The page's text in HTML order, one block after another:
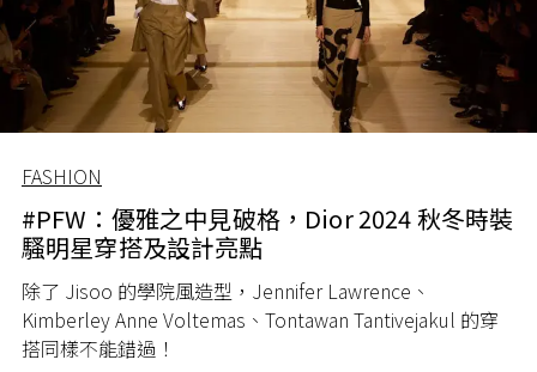
FASHION
#PFW：優雅之中見破格，Dior 2024 秋冬時裝
騷明星穿搭及設計亮點
除了 Jisoo 的學院風造型，Jennifer Lawrence、
Kimberley Anne Voltemas、Tontawan Tantivejakul 的穿
搭同樣不能錯過！